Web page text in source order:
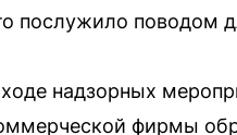
послужило поводом
надзорных
фирмы